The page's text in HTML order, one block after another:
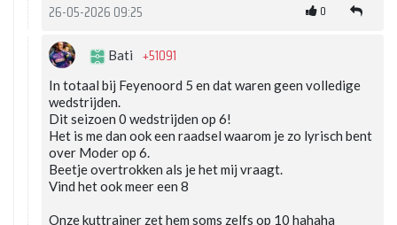
26-05-2026 09:25 0
Bati +51091
In totaal bij Feyenoord 5 en dat waren geen volledige
wedstrijden.
Dit seizoen 0 wedstrijden op 6!
Het is me dan ook een raadsel waarom je zo lyrisch bent
over Moder op 6.
Beetje overtrokken als je het mij vraagt.
Vind het ook meer een 8
Onze kuttrainer zet hem soms zelfs op 10 hahaha